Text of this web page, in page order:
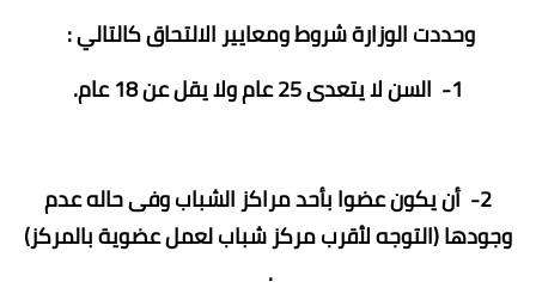
وحددت الوزارة شروط ومعايير الالتحاق كالتالي :
1- السن لا يتعدى 25 عام ولا يقل عن 18 عام.
2- أن يكون عضوا بأحد مراكز الشباب وفى حاله عدم
وجودها (التوجه لأقرب مركز شباب لعمل عضوية بالمركز)
.